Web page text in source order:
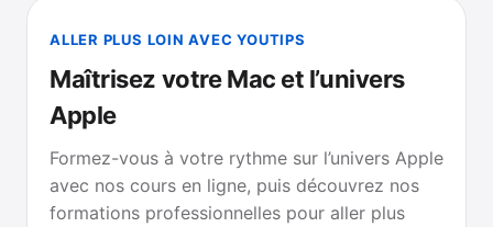
ALLER PLUS LOIN AVEC YOUTIPS
Maîtrisez votre Mac et l’univers
Apple
Formez-vous à votre rythme sur l’univers Apple
avec nos cours en ligne, puis découvrez nos
formations professionnelles pour aller plus